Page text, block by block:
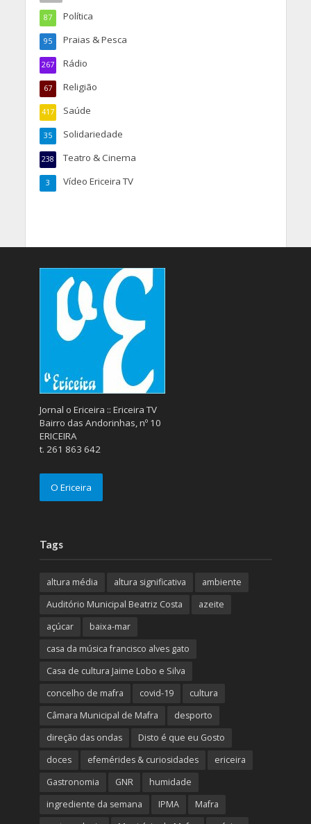
Política
87
Praias & Pesca
95
Rádio
267
Religião
67
Saúde
417
Solidariedade
35
Teatro & Cinema
238
Vídeo Ericeira TV
3
Jornal o Ericeira :: Ericeira TV
Bairro das Andorinhas, nº 10
ERICEIRA
t. 261 863 642
O Ericeira
Tags
altura média altura significativa
ambiente
Auditório Municipal Beatriz Costa
azeite
açúcar
baixa-mar
casa da música francisco alves gato
Casa de cultura Jaime Lobo e Silva
concelho de mafra
covid-19
cultura
Câmara Municipal de Mafra
desporto
direção das ondas
Disto é que eu Gosto
doces
efemérides & curiosidades
ericeira
Gastronomia
GNR
humidade
ingrediente da semana
IPMA
Mafra